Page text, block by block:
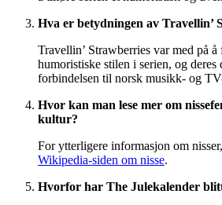
Hva er betydningen av Travellin’
Travellin’ Strawberries var med på
humoristiske stilen i serien, og deres
forbindelsen til norsk musikk- og
Hvor kan man lese mer om
kultur?
For ytterligere informasjon om
Wikipedia-siden om nisse.
Hvorfor har The Julekalender